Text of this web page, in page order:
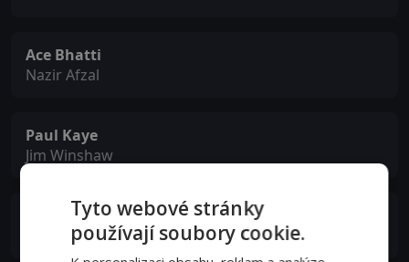
Ace Bhatti
Nazir Afzal
Paul Kaye
Jim Winshaw
Jill Halfpenny
Julie Winshaw
Tyto webové stránky
používají soubory cookie.